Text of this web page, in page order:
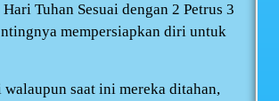
Tuhan Sesuai dengan 2 Petrus 3
mempersiapkan diri untuk
saat ini mereka ditahan,